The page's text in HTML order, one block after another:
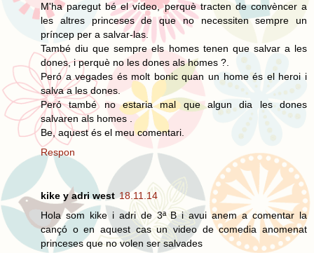
M'ha paregut bé el vídeo, perquè tracten de convèncer a
les altres princeses de que no necessiten sempre un
príncep per a salvar-las.
També diu que sempre els homes tenen que salvar a les
dones, i perquè no les dones als homes ?.
Peró a vegades és molt bonic quan un home és el heroi i
salva a les dones.
Peró també no estaria mal que algun dia les dones
salvaren als homes .
Be, aquest és el meu comentari.
Respon
kike y adri west 18.11.14
Hola som kike i adri de 3ª B i avui anem a comentar la
cançó o en aquest cas un video de comedia anomenat
princeses que no volen ser salvades